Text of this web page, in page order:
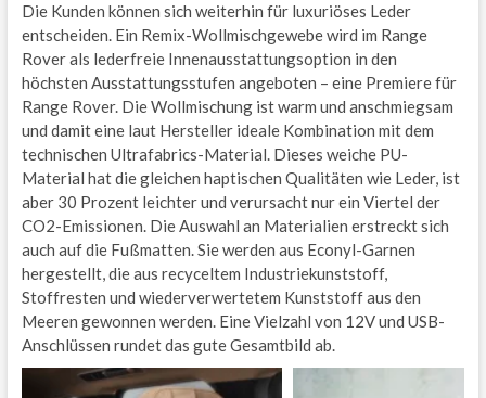
Die Kunden können sich weiterhin für luxuriöses Leder
entscheiden. Ein Remix-Wollmischgewebe wird im Range
Rover als lederfreie Innenausstattungsoption in den
höchsten Ausstattungsstufen angeboten – eine Premiere für
Range Rover. Die Wollmischung ist warm und anschmiegsam
und damit eine laut Hersteller ideale Kombination mit dem
technischen Ultrafabrics-Material. Dieses weiche PU-
Material hat die gleichen haptischen Qualitäten wie Leder, ist
aber 30 Prozent leichter und verursacht nur ein Viertel der
CO2-Emissionen. Die Auswahl an Materialien erstreckt sich
auch auf die Fußmatten. Sie werden aus Econyl-Garnen
hergestellt, die aus recyceltem Industriekunststoff,
Stoffresten und wiederverwertetem Kunststoff aus den
Meeren gewonnen werden. Eine Vielzahl von 12V und USB-
Anschlüssen rundet das gute Gesamtbild ab.